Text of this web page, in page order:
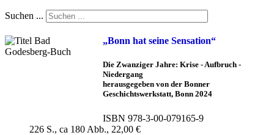
Suchen ...
„Bonn hat seine Sensation“
Die Zwanziger Jahre: Krise - Aufbruch -
Niedergang
herausgegeben von der Bonner
Geschichtswerkstatt, Bonn 2024
ISBN 978-3-00-079165-9
226 S., ca 180 Abb., 22,00 €